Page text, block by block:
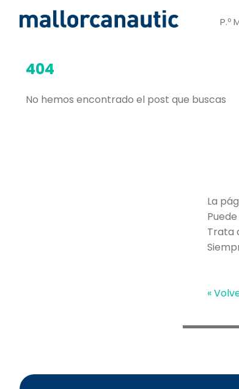
P.º
404
No hemos encontrado el post que buscas
La
Trata
«